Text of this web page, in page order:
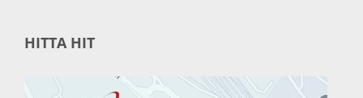
HITTA HIT